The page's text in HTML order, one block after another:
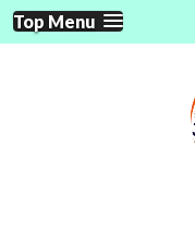
Skip
to
Top Menu